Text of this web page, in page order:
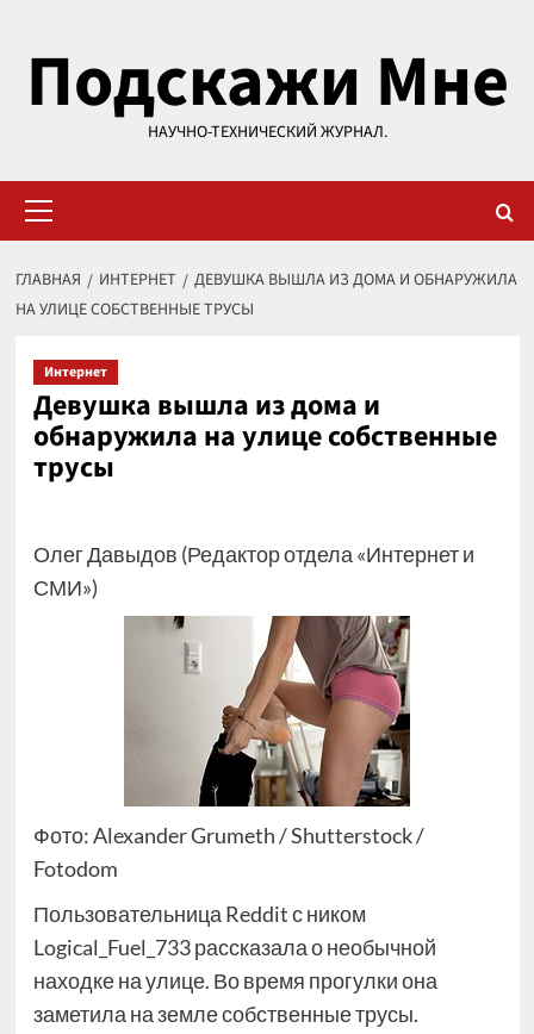
содержимому
Подскажи Мне
НАУЧНО-ТЕХНИЧЕСКИЙ ЖУРНАЛ.
меню
ГЛАВНАЯ ИНТЕРНЕТ
ДЕВУШКА ВЫШЛА ИЗ ДОМА И ОБНАРУЖИЛА
НА УЛИЦЕ СОБСТВЕННЫЕ ТРУСЫ
Интернет
Девушка вышла из дома и
обнаружила на улице собственные
трусы
Олег Давыдов (Редактор отдела «Интернет и
СМИ»)
Фото: Alexander Grumeth / Shutterstock /
Fotodom
Пользовательница Reddit с ником
Logical_Fuel_733 рассказала о необычной
находке на улице. Во время прогулки она
заметила на земле собственные трусы.